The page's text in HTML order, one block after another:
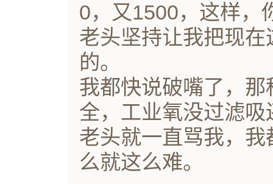
0，又1500，这样，
老头坚持让我把现
的。
我都快说破嘴了，
全，工业氧没过滤
老头就一直骂我，
么就这么难。